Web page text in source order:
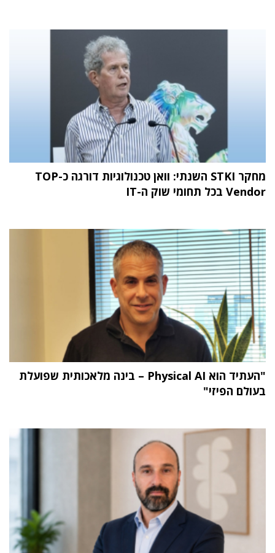
מחקר STKI השנתי: וואן טכנולוגיות דורגה כ-TOP
Vendor בכל תחומי שוק ה-IT
"העתיד הוא Physical AI – בינה מלאכותית שפועלת
בעולם הפיזי"